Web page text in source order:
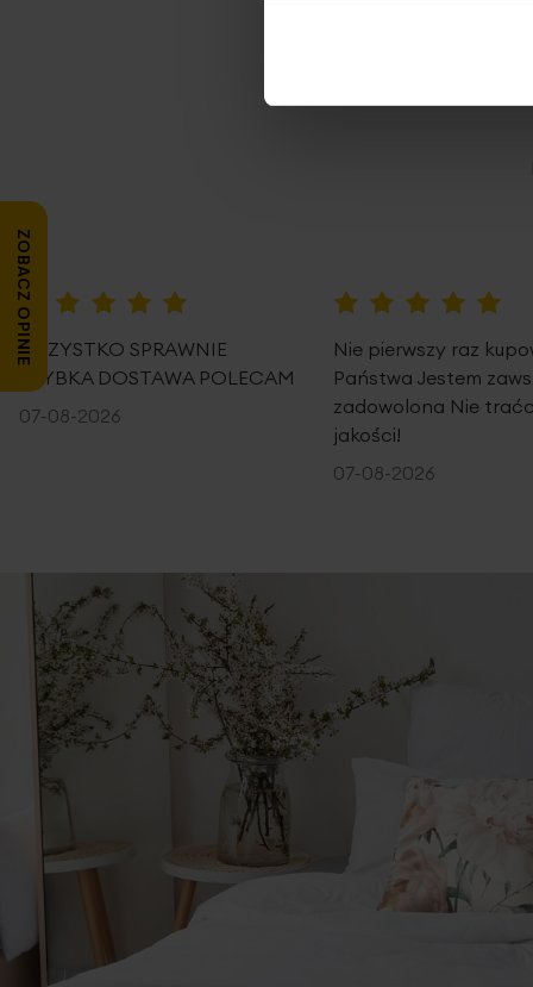
100%
WSZYSTKO SPRAWNIE
SZYBKA DOSTAWA POLECAM
07-08-2026
Nie pierwszy raz
Państwa Jestem
zadowolona Nie
jakości!
07-08-2026
ZOBACZ OPINIE